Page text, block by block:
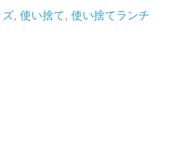
ズ, 使い捨て, 使い捨てランチ